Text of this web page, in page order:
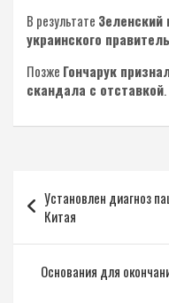
В результате Зеленский
украинского
Позже Гончарук
скандала с отставкой.
по
записям
Установлен диагноз
Китая
Основания для